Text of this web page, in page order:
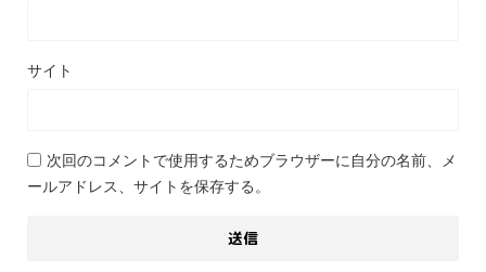
サイト
次回のコメントで使用するためブラウザーに自分の名前、メ
ールアドレス、サイトを保存する。